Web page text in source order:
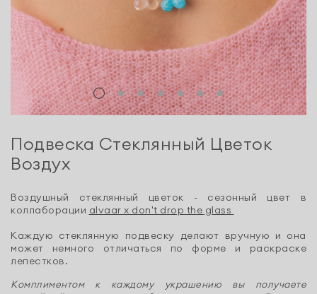
Подвеска Стеклянный Цветок
Воздух
Воздушный стеклянный цветок - сезонный цвет в
коллаборации alvaar x don't drop the glass
Каждую стеклянную подвеску делают вручную и она
может немного отличаться по форме и раскраске
лепестков.
Комплиментом к каждому украшению вы получаете